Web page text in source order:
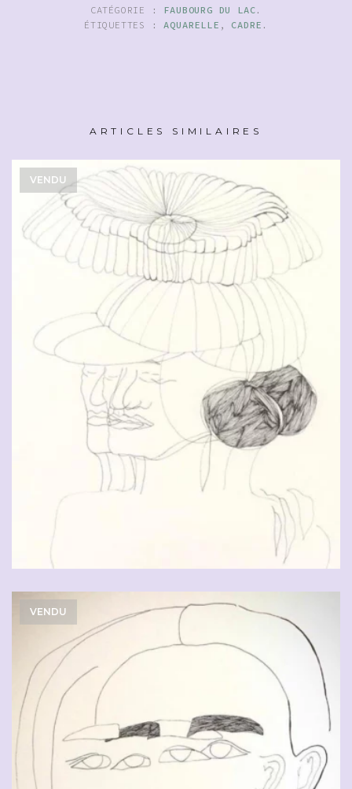
CATÉGORIE : FAUBOURG DU LAC.
ÉTIQUETTES :AQUARELLE , CADRE .
ARTICLES SIMILAIRES
VENDU
CHF 90.00
VENDU